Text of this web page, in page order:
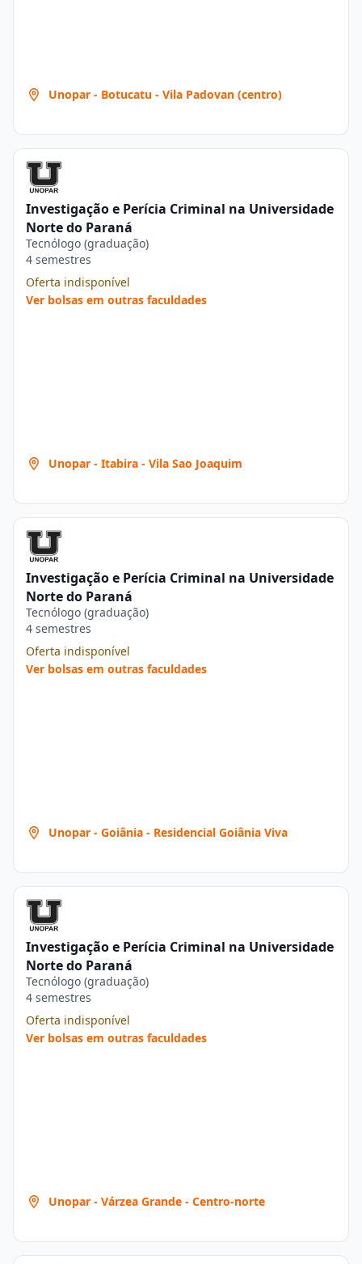
Unopar - Botucatu - Vila Padovan (centro)
Investigação e Perícia Criminal na Universidade
Norte do Paraná
Tecnólogo (graduação)
4 semestres
Oferta indisponível
Ver bolsas em outras faculdades
Unopar - Itabira - Vila Sao Joaquim
Investigação e Perícia Criminal na Universidade
Norte do Paraná
Tecnólogo (graduação)
4 semestres
Oferta indisponível
Ver bolsas em outras faculdades
Unopar - Goiânia - Residencial Goiânia Viva
Investigação e Perícia Criminal na Universidade
Norte do Paraná
Tecnólogo (graduação)
4 semestres
Oferta indisponível
Ver bolsas em outras faculdades
Unopar - Várzea Grande - Centro-norte